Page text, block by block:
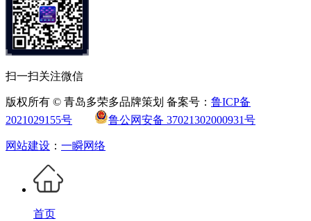
扫一扫关注微信
版权所有 © 青岛多荣多品牌策划 备案号： 鲁ICP备
2021029155号
鲁公网安备 37021302000931号
网站建设 ： 一瞬网络
首页